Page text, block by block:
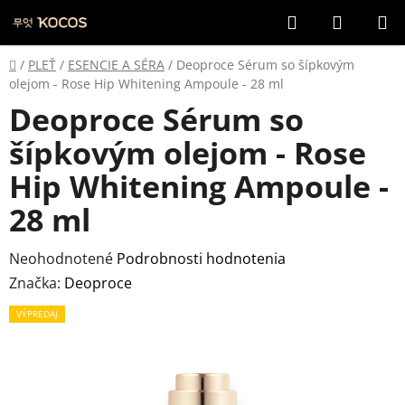
na
obsah
Hľadať
KOŠÍK
Domov
/ PLEŤ / ESENCIE A SÉRA / Deoproce Sérum so šípkovým
olejom - Rose Hip Whitening Ampoule - 28 ml
Deoproce Sérum so
šípkovým olejom - Rose
Hip Whitening Ampoule -
28 ml
Priemerné
hodnotenie
produktu
Neohodnotené Podrobnosti hodnotenia
Značka: Deoproce
VÝPREDAJ